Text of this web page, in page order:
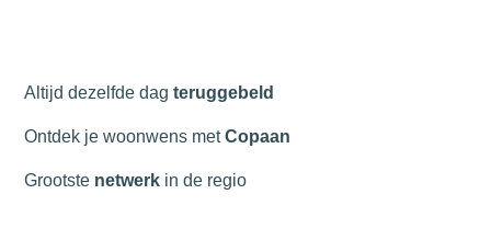
Altijd dezelfde dagteruggebeld
Ontdek je woonwens metCopaan
Grootste netwerk in de regio